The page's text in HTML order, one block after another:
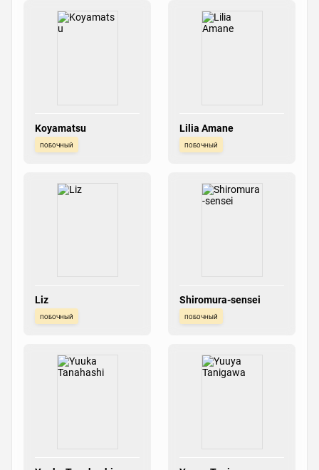
Koyamatsu
побочный
Lilia Amane
побочный
Liz
побочный
Shiromura-sensei
побочный